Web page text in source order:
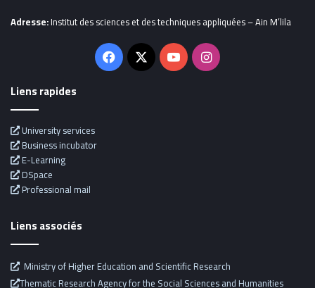
Adresse:Institut des sciences et des techniques appliquées – Ain M’lila
Facebook
X YouTubeInstagram
Liens rapides
University services
Business incubator
E-Learning
DSpace
Professional mail
Liens associés
Ministry of Higher Education and Scientific Research
Thematic Research Agency for the Social Sciences and Humanities